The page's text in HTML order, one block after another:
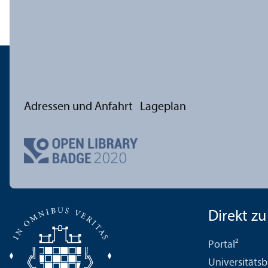
Adressen und Anfahrt Lageplan
Direkt zu
Portal²